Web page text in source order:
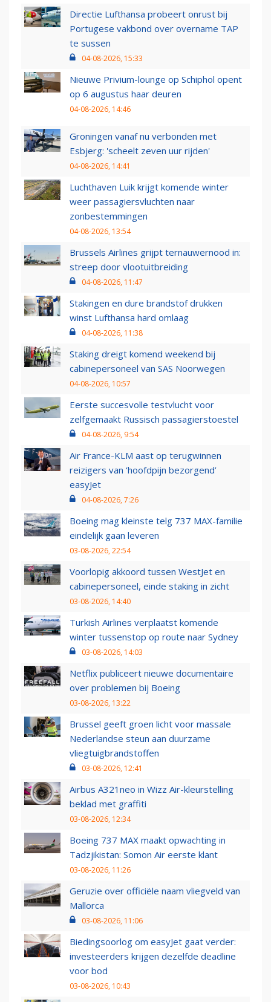
Directie Lufthansa probeert onrust bij
Portugese vakbond over overname TAP
te sussen
04-08-2026, 15:33
Nieuwe Privium-lounge op Schiphol opent
op 6 augustus haar deuren
04-08-2026, 14:46
Groningen vanaf nu verbonden met
Esbjerg: 'scheelt zeven uur rijden'
04-08-2026, 14:41
Luchthaven Luik krijgt komende winter
weer passagiersvluchten naar
zonbestemmingen
04-08-2026, 13:54
Brussels Airlines grijpt ternauwernood in:
streep door vlootuitbreiding
04-08-2026, 11:47
Stakingen en dure brandstof drukken
winst Lufthansa hard omlaag
04-08-2026, 11:38
Staking dreigt komend weekend bij
cabinepersoneel van SAS Noorwegen
04-08-2026, 10:57
Eerste succesvolle testvlucht voor
zelfgemaakt Russisch passagierstoestel
04-08-2026, 9:54
Air France-KLM aast op terugwinnen
reizigers van ‘hoofdpijn bezorgend’
easyJet
04-08-2026, 7:26
Boeing mag kleinste telg 737 MAX-familie
eindelijk gaan leveren
03-08-2026, 22:54
Voorlopig akkoord tussen WestJet en
cabinepersoneel, einde staking in zicht
03-08-2026, 14:40
Turkish Airlines verplaatst komende
winter tussenstop op route naar Sydney
03-08-2026, 14:03
Netflix publiceert nieuwe documentaire
over problemen bij Boeing
03-08-2026, 13:22
Brussel geeft groen licht voor massale
Nederlandse steun aan duurzame
vliegtuigbrandstoffen
03-08-2026, 12:41
Airbus A321neo in Wizz Air-kleurstelling
beklad met graffiti
03-08-2026, 12:34
Boeing 737 MAX maakt opwachting in
Tadzjikistan: Somon Air eerste klant
03-08-2026, 11:26
Geruzie over officiële naam vliegveld van
Mallorca
03-08-2026, 11:06
Biedingsoorlog om easyJet gaat verder:
investeerders krijgen dezelfde deadline
voor bod
03-08-2026, 10:43